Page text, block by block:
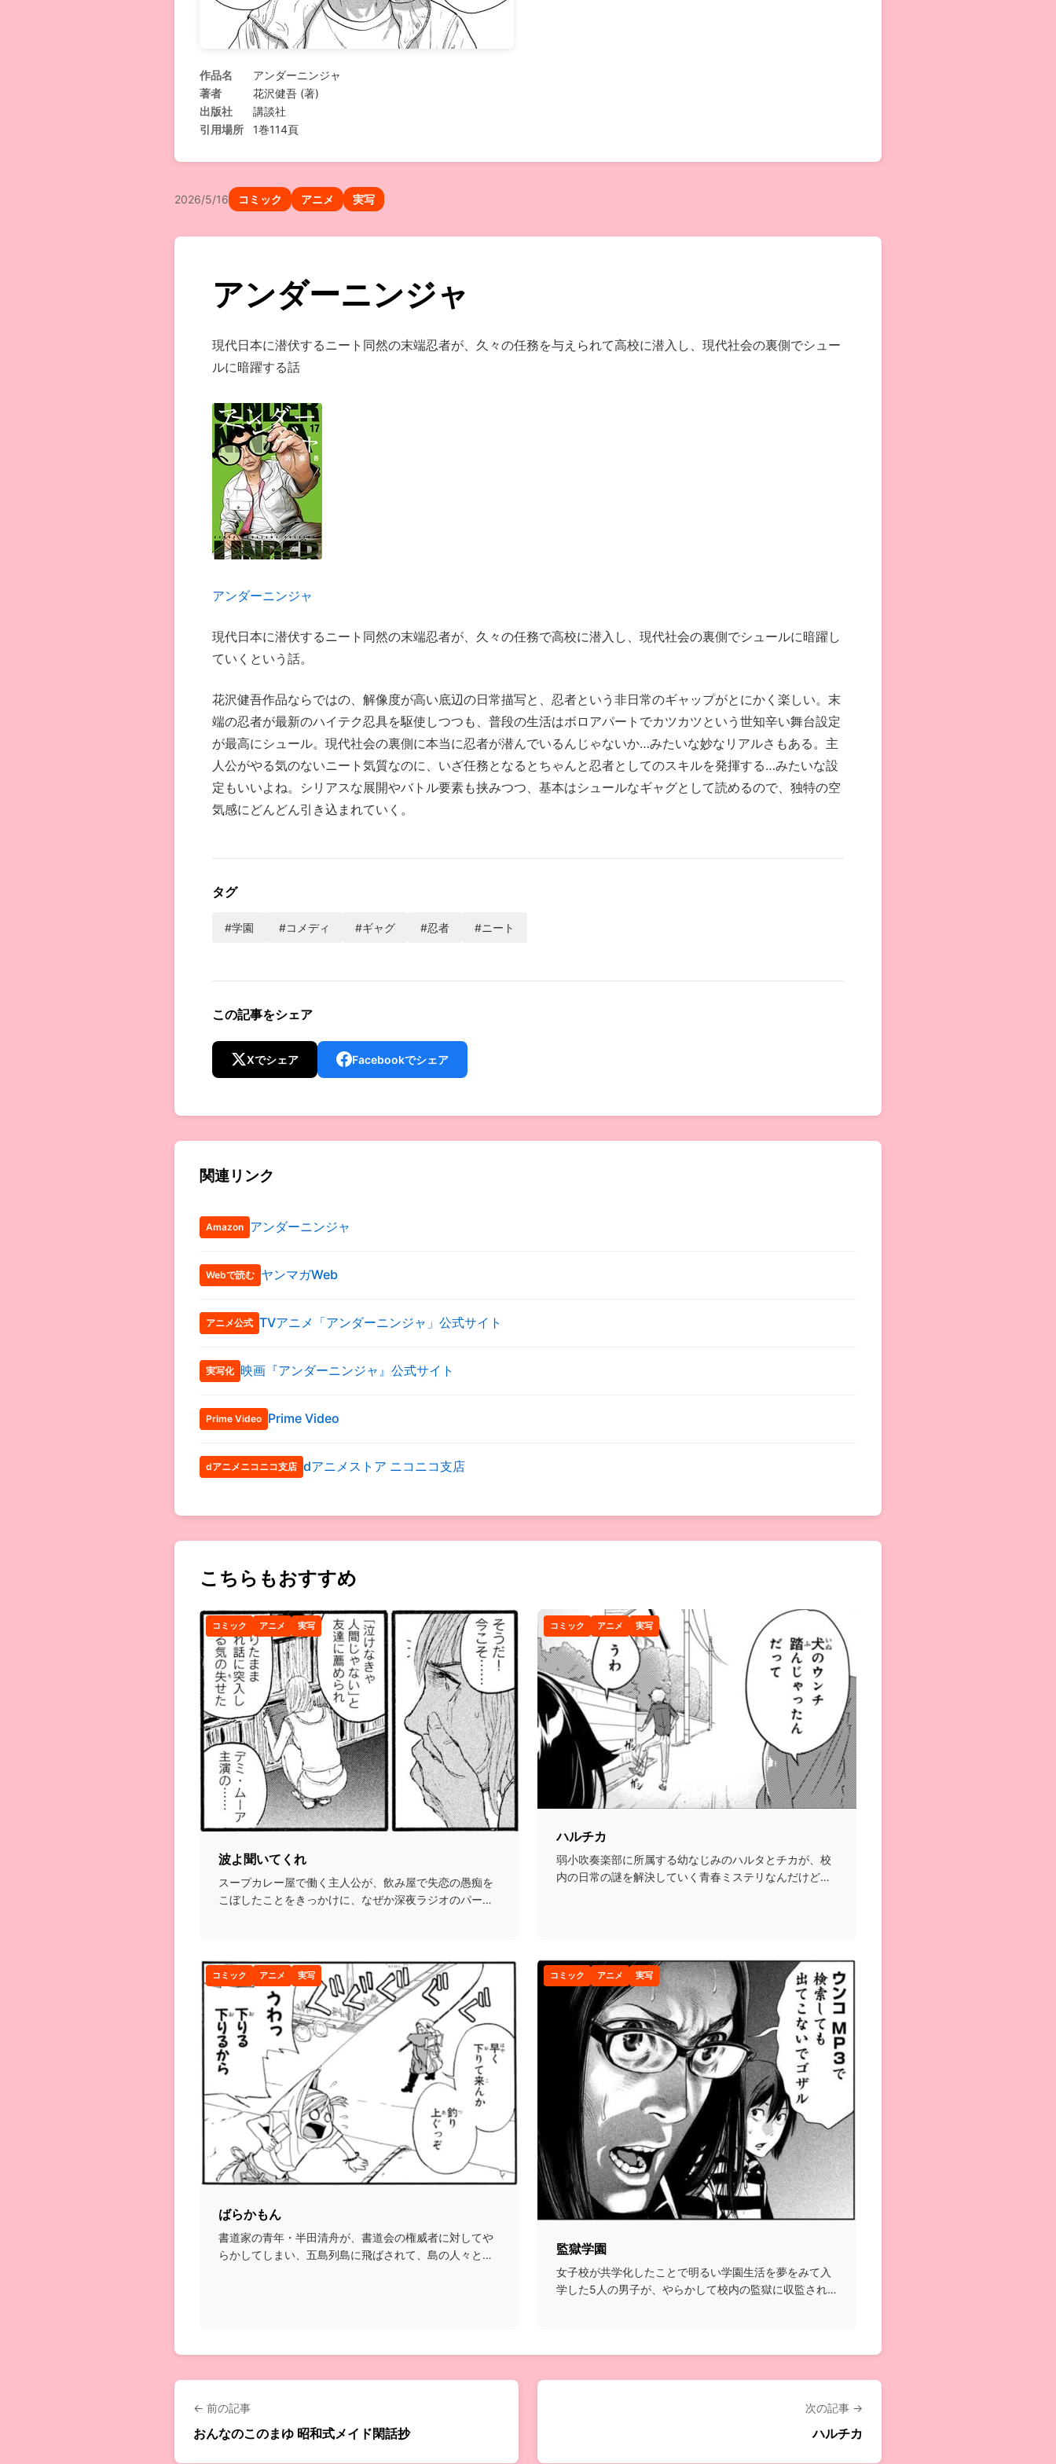
作品名
アンダーニンジャ
著者
花沢健吾 (著)
出版社
講談社
引用場所
1巻114頁
2026/5/16 コミック アニメ 実写
アンダーニンジャ
現代日本に潜伏するニート同然の末端忍者が、久々の任務を与えられて高校に潜入し、現代社会の裏側でシュー
ルに暗躍する話
アンダーニンジャ
現代日本に潜伏するニート同然の末端忍者が、久々の任務で高校に潜入し、現代社会の裏側でシュールに暗躍し
ていくという話。
花沢健吾作品ならではの、解像度が高い底辺の日常描写と、忍者という非日常のギャップがとにかく楽しい。末
端の忍者が最新のハイテク忍具を駆使しつつも、普段の生活はボロアパートでカツカツという世知辛い舞台設定
が最高にシュール。現代社会の裏側に本当に忍者が潜んでいるんじゃないか…みたいな妙なリアルさもある。主
人公がやる気のないニート気質なのに、いざ任務となるとちゃんと忍者としてのスキルを発揮する…みたいな設
定もいいよね。シリアスな展開やバトル要素も挟みつつ、基本はシュールなギャグとして読めるので、独特の空
気感にどんどん引き込まれていく。
タグ
#学園 #コメディ #ギャグ #忍者 #ニート
この記事をシェア
Xでシェア Facebookでシェア
関連リンク
Amazon アンダーニンジャ
Webで読む ヤンマガWeb
アニメ公式 TVアニメ「アンダーニンジャ」公式サイト
実写化 映画『アンダーニンジャ』公式サイト
Prime Video Prime Video
dアニメニコニコ支店 dアニメストア ニコニコ支店
こちらもおすすめ
コミック アニメ 実写
波よ聞いてくれ
スープカレー屋で働く主人公が、飲み屋で失恋の愚痴を
こぼしたことをきっかけに、なぜか深夜ラジオのパーソ
コミック アニメ 実写
ハルチカ
弱小吹奏楽部に所属する幼なじみのハルタとチカが、校
内の日常の謎を解決していく青春ミステリなんだけど、
コミック アニメ 実写
ばらかもん
書道家の青年・半田清舟が、書道会の権威者に対してや
らかしてしまい、五島列島に飛ばされて、島の人々との
コミック アニメ 実写
監獄学園
女子校が共学化したことで明るい学園生活を夢をみて入
学した5人の男子が、やらかして校内の監獄に収監され
← 前の記事
おんなのこのまゆ 昭和式メイド閑話抄
次の記事 →
ハルチカ